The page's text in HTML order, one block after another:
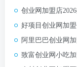
创业网加盟店2026推荐 – 10个热
好项目创业网加盟创业2026精
阿里巴巴创业网加盟店 2026评测 –
致富创业网小吃加盟店推荐 – 月